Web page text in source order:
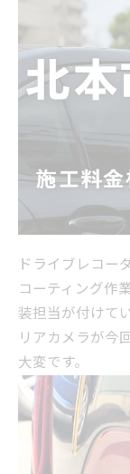
ドライブレコー
コーティング作
装担当が付けて
リアカメラが今
大変です。